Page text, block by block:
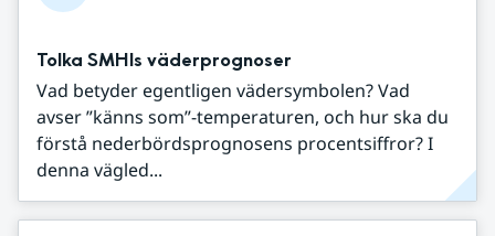
Tolka SMHIs väderprognoser
Vad betyder egentligen vädersymbolen? Vad
avser ”känns som”-temperaturen, och hur ska du
förstå nederbördsprognosens procentsiffror? I
denna vägled...